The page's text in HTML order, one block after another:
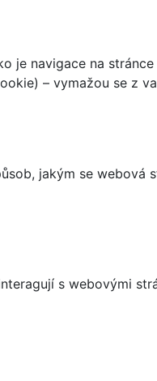
navigace na
– vymažou se z
jakým se
s webovými